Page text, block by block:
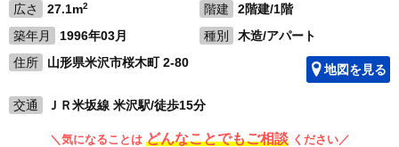
広さ
27.1m2 階建
2階建/1階
築年月
1996年03月 種別
木造/アパート
住所
山形県米沢市桜木町 2-80 地図を見る
交通 ＪＲ米坂線 米沢駅/徒歩15分
＼気になることは どんなことでもご相談 ください／